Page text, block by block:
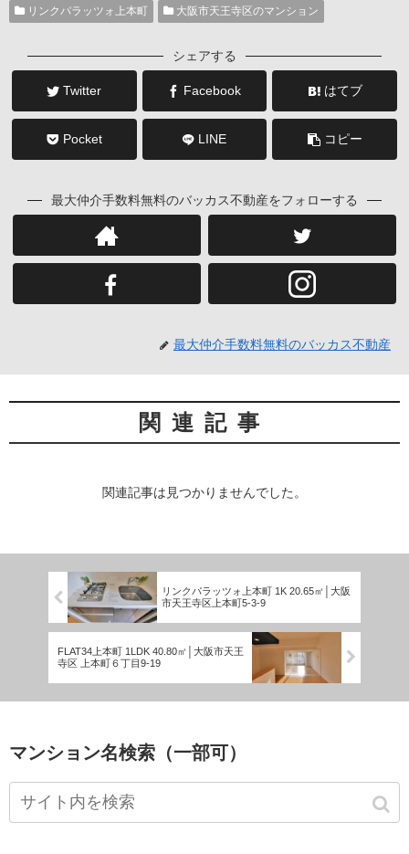
リンクパラッツォ上本町 大阪市天王寺区のマンション
シェアする
Twitter Facebook はてブ
Pocket LINE コピー
最大仲介手数料無料のバッカス不動産をフォローする
最大仲介手数料無料のバッカス不動産
関連記事
関連記事は見つかりませんでした。
リンクパラッツォ上本町 1K 20.65㎡│大阪
市天王寺区上本町5-3-9
FLAT34上本町 1LDK 40.80㎡│大阪市天王
寺区 上本町６丁目9-19
マンション名検索（一部可）